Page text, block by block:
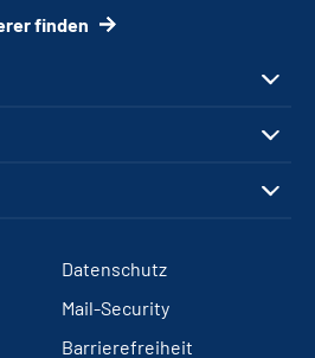
finden
Datenschutz
Mail-Security
Barrierefreiheit